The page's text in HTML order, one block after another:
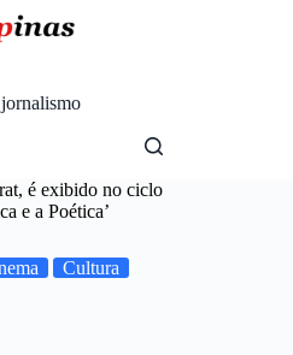
é exibido no ciclo
e a Poética’
Cultura